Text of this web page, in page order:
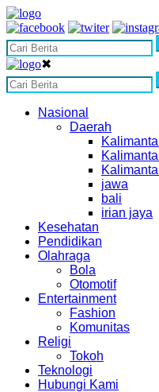
✖
Nasional
Daerah
jawa
bali
irian jaya
Kesehatan
Pendidikan
Olahraga
Bola
Otomotif
Entertainment
Fashion
Komunitas
Religi
Tokoh
Teknologi
Hubungi Kami